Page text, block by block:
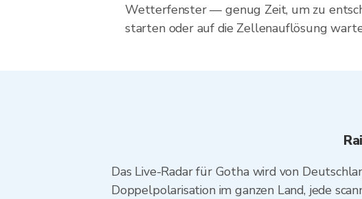
Wetterfenster — genug Zeit, um zu
starten oder auf die Zellenauflösung
Das Live-Radar für Gotha wird von
Doppelpolarisation im ganzen Land, jede